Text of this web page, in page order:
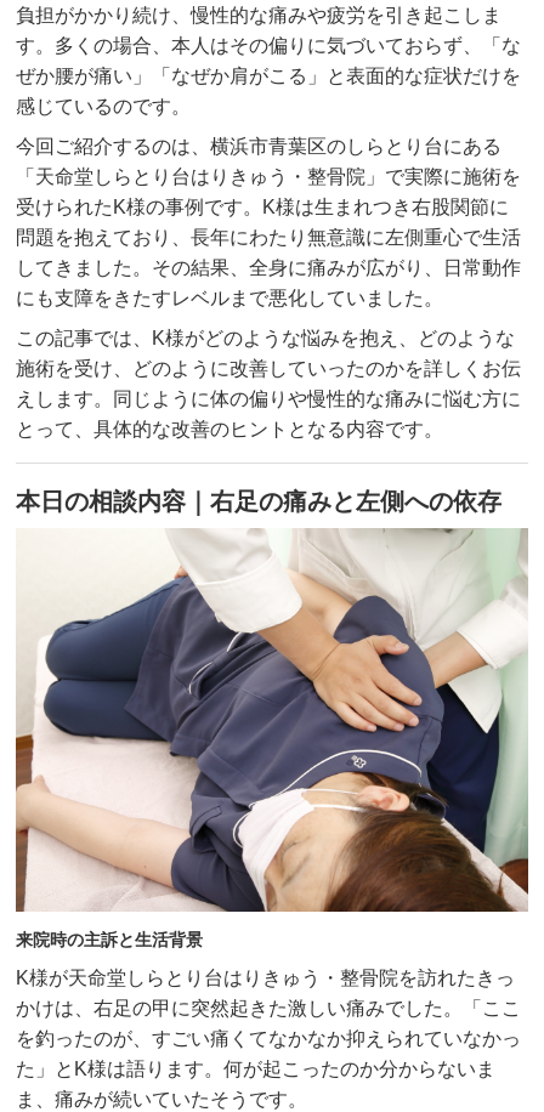
猫背矯正・姿勢改善
自律神経失調症
症例
お客様の声
求人
お問い合わせ
当院のアプリができました！
ご予約はこちらからも受け付けており
ます！
▲AppleStoreはこちらから
負担がかかり続け、慢性的な痛みや疲労を引き起こしま
す。多くの場合、本人はその偏りに気づいておらず、「な
ぜか腰が痛い」「なぜか肩がこる」と表面的な症状だけを
感じているのです。
今回ご紹介するのは、横浜市青葉区のしらとり台にある
「天命堂しらとり台はりきゅう・整骨院」で実際に施術を
受けられたK様の事例です。K様は生まれつき右股関節に
問題を抱えており、長年にわたり無意識に左側重心で生活
してきました。その結果、全身に痛みが広がり、日常動作
にも支障をきたすレベルまで悪化していました。
この記事では、K様がどのような悩みを抱え、どのような
施術を受け、どのように改善していったのかを詳しくお伝
えします。同じように体の偏りや慢性的な痛みに悩む方に
とって、具体的な改善のヒントとなる内容です。
本日の相談内容｜右足の痛みと左側への依存
来院時の主訴と生活背景
K様が天命堂しらとり台はりきゅう・整骨院を訪れたきっ
かけは、右足の甲に突然起きた激しい痛みでした。「ここ
を釣ったのが、すごい痛くてなかなか抑えられていなかっ
た」とK様は語ります。何が起こったのか分からないま
ま、痛みが続いていたそうです。